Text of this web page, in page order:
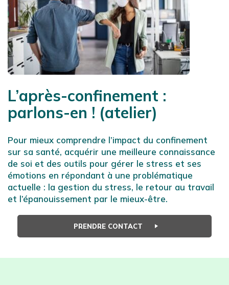
L’après-confinement :
parlons-en ! (atelier)
Pour mieux comprendre l’impact du confinement
sur sa santé, acquérir une meilleure connaissance
de soi et des outils pour gérer le stress et ses
émotions en répondant à une problématique
actuelle : la gestion du stress, le retour au travail
et l’épanouissement par le mieux-être.
PRENDRE CONTACT